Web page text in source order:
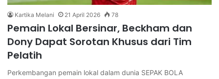
Kartika Melani 21 April 2026 78
Pemain Lokal Bersinar, Beckham dan
Dony Dapat Sorotan Khusus dari Tim
Pelatih
Perkembangan pemain lokal dalam dunia SEPAK BOLA